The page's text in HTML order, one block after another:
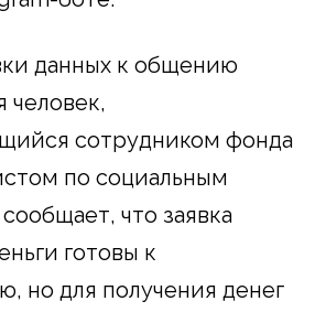
данных к общению
человек,
сотрудником фонда
по социальным
что заявка
готовы к
но для получения денег